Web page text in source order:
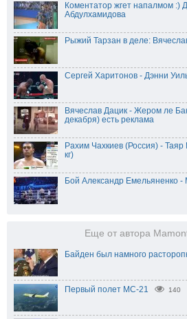
Коментатор жгет напалмом :)
Абдулхамидова
Рыжий Тарзан в деле:
Сергей Харитонов - Дэнни
Вячеслав Дацик - Жером ле
декабря) есть реклама
Рахим Чахкиев (Россия) -
кг)
Бой Александр Емельяненко -
Еще от автора
Байден был намного
Первый полет МС-21 140